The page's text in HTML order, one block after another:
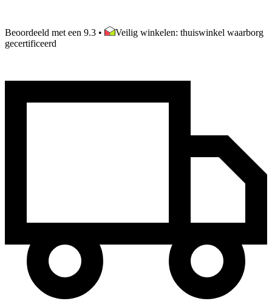
Beoordeeld met een 9.3 •
Veilig winkelen: thuiswinkel waarborg
gecertificeerd